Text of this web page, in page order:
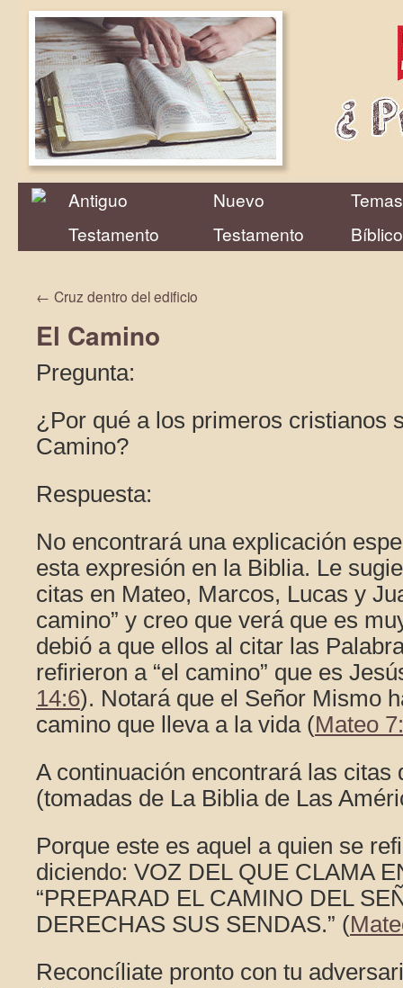
Antiguo
Testamento
Nuevo
Testamento
Temas
← Cruz dentro del edificio
El Camino
Pregunta:
¿Por qué a los primeros cristianos
Camino?
Respuesta:
No encontrará una explicación
esta expresión en la Biblia. Le
citas en Mateo, Marcos, Lucas y
camino” y creo que verá que es
debió a que ellos al citar las
refirieron a “el camino” que es
14:6). Notará que el Señor Mismo
camino que lleva a la vida (Mateo
A continuación encontrará las citas
(tomadas de La Biblia de Las
Porque este es aquel a quien se
diciendo: VOZ DEL QUE CLAMA
“PREPARAD EL CAMINO DEL
DERECHAS SUS SENDAS.” (
Reconcíliate pronto con tu